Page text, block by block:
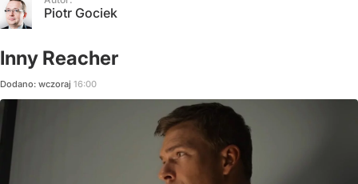
Piotr Gociek
Inny Reacher
Dodano: wczoraj 16:00